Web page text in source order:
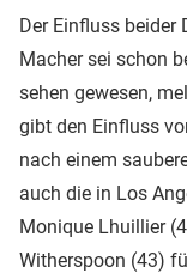
Der Einfluss beider
Macher sei schon
sehen gewesen,
gibt den Einfluss
nach einem
auch die in Los
Monique Lhuillier
Witherspoon (43)